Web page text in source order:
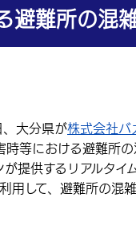
避難所の混
大分県が株式会社バ
時等における避難所
提供するリアルタイ
用して、避難所の混